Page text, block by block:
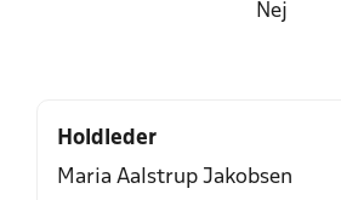
Nej
Holdleder
Maria Aalstrup Jakobsen